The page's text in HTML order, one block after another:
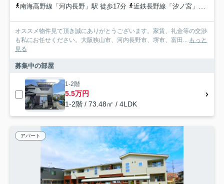
南海高野線「河内長野」駅 徒歩17分
近鉄長野線「汐ノ宮」駅 徒歩10分
オススメ物件見て頂き誠にありがとうございます。家賃、礼金等の交渉
も私にお任せください。大阪狭山市、河内長野市、堺市、富田... もっと
見る
募集中の部屋
1-2階
5.5万円
1-2階 / 73.48㎡ / 4LDK
アパート